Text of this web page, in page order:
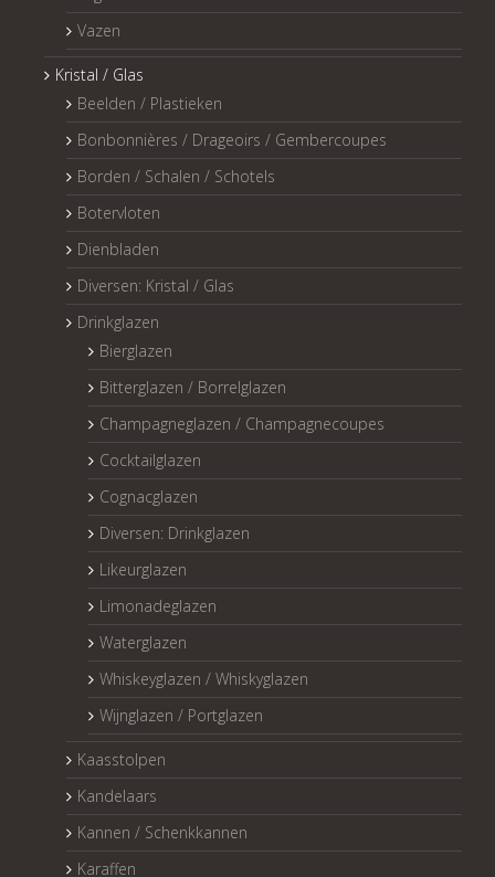
Vazen
Kristal / Glas
Beelden / Plastieken
Bonbonnières / Drageoirs / Gembercoupes
Borden / Schalen / Schotels
Botervloten
Dienbladen
Diversen: Kristal / Glas
Drinkglazen
Bierglazen
Bitterglazen / Borrelglazen
Champagneglazen / Champagnecoupes
Cocktailglazen
Cognacglazen
Diversen: Drinkglazen
Likeurglazen
Limonadeglazen
Waterglazen
Whiskeyglazen / Whiskyglazen
Wijnglazen / Portglazen
Kaasstolpen
Kandelaars
Kannen / Schenkkannen
Karaffen